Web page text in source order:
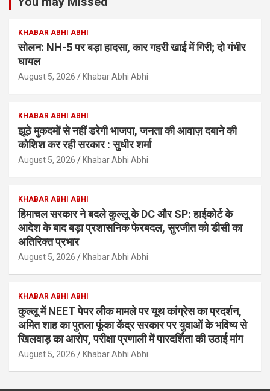
KHABAR ABHI ABHI
सोलन: NH-5 पर बड़ा हादसा, कार गहरी खाई में गिरी; दो गंभीर
घायल
August 5, 2026 Khabar Abhi Abhi
KHABAR ABHI ABHI
झूठे मुकदमों से नहीं डरेगी भाजपा, जनता की आवाज़ दबाने की
कोशिश कर रही सरकार : सुधीर शर्मा
August 5, 2026 Khabar Abhi Abhi
KHABAR ABHI ABHI
हिमाचल सरकार ने बदले कुल्लू के DC और SP: हाईकोर्ट के
आदेश के बाद बड़ा प्रशासनिक फेरबदल, सुरजीत को डीसी का
अतिरिक्त प्रभार
August 5, 2026 Khabar Abhi Abhi
KHABAR ABHI ABHI
कुल्लू में NEET पेपर लीक मामले पर यूथ कांग्रेस का प्रदर्शन,
अमित शाह का पुतला फूंका केंद्र सरकार पर युवाओं के भविष्य से
खिलवाड़ का आरोप, परीक्षा प्रणाली में पारदर्शिता की उठाई मांग
August 5, 2026 Khabar Abhi Abhi